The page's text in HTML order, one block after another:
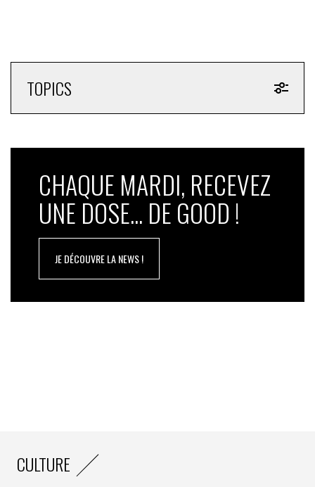
TOPICS
CHAQUE MARDI, RECEVEZ
UNE DOSE... DE GOOD !
JE DÉCOUVRE LA NEWS !
CULTURE